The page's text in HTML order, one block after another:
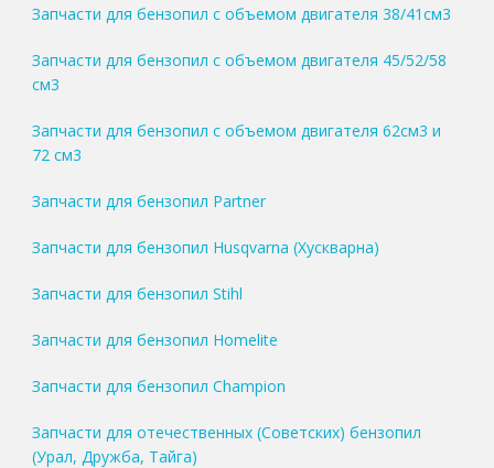
Запчасти для бензопил с объемом двигателя 38/41см3
Запчасти для бензопил с объемом двигателя 45/52/58
см3
Запчасти для бензопил с объемом двигателя 62см3 и
72 см3
Запчасти для бензопил Partner
Запчасти для бензопил Husqvarna (Хускварна)
Запчасти для бензопил Stihl
Запчасти для бензопил Homelite
Запчасти для бензопил Champion
Запчасти для отечественных (Советских) бензопил
(Урал, Дружба, Тайга)